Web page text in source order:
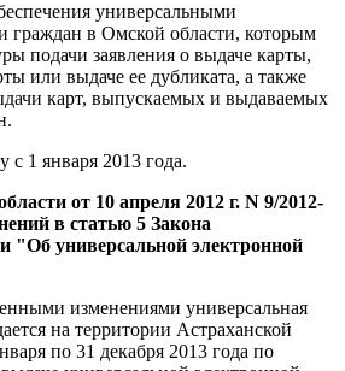
универсальными
граждан в Омской области, которым
подачи заявления о выдаче карты,
или выдаче ее дубликата, а также
карт, выпускаемых и выдаваемых
с 1 января 2013 года.
от 10 апреля 2012 г. N 9/2012-
в статью 5 Закона
"Об универсальной электронной
изменениями универсальная
на территории Астраханской
по 31 декабря 2013 года по